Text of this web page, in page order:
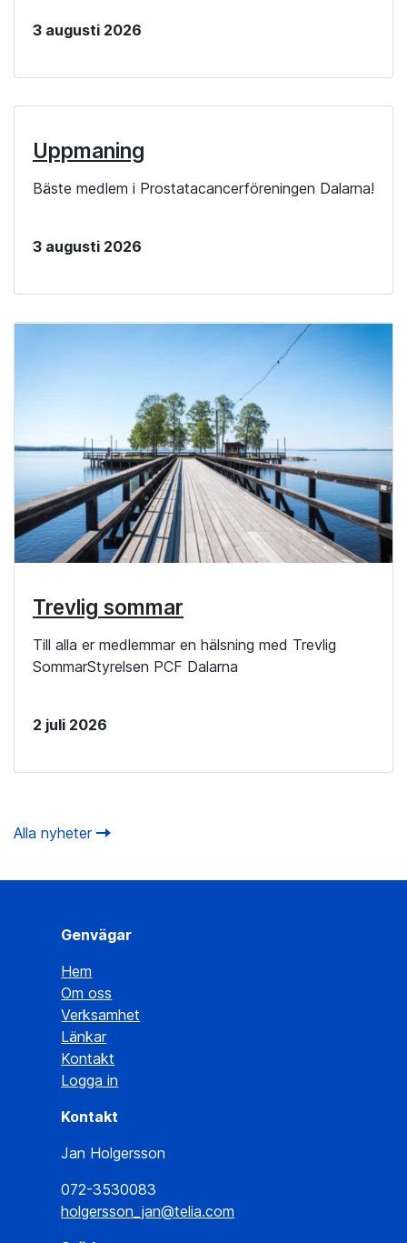
3 augusti 2026
Uppmaning
Bäste medlem i Prostatacancerföreningen Dalarna!
3 augusti 2026
Trevlig sommar
Till alla er medlemmar en hälsning med Trevlig
SommarStyrelsen PCF Dalarna
2 juli 2026
Alla nyheter
Genvägar
Hem
Om oss
Verksamhet
Länkar
Kontakt
Logga in
Kontakt
Jan Holgersson
072-3530083
holgersson_jan@telia.com